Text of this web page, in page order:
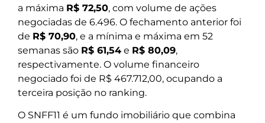
a máxima R$ 72,50, com volume de ações
negociadas de 6.496. O fechamento anterior foi
de R$ 70,90, e a mínima e máxima em 52
semanas são R$ 61,54 e R$ 80,09,
respectivamente. O volume financeiro
negociado foi de R$ 467.712,00, ocupando a
terceira posição no ranking.
O SNFF11 é um fundo imobiliário que combina